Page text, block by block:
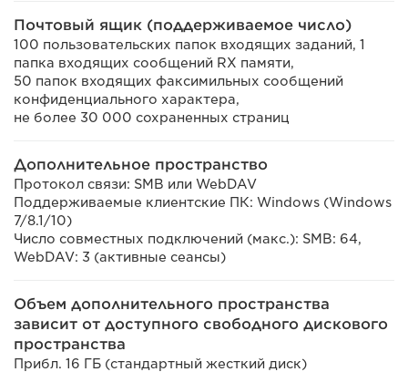
Почтовый ящик (поддерживаемое число)
100 пользовательских папок входящих заданий, 1
папка входящих сообщений RX памяти,
50 папок входящих факсимильных сообщений
конфиденциального характера,
не более 30 000 сохраненных страниц
Дополнительное пространство
Протокол связи: SMB или WebDAV
Поддерживаемые клиентские ПК: Windows (Windows
7/8.1/10)
Число совместных подключений (макс.): SMB: 64,
WebDAV: 3 (активные сеансы)
Объем дополнительного пространства
зависит от доступного свободного дискового
пространства
Прибл. 16 ГБ (стандартный жесткий диск)